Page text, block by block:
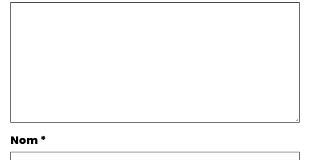
Nom*